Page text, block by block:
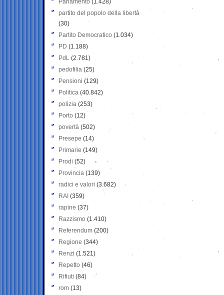
Parlamento (1.428)
partito del popolo della libertà
(30)
Partito Democratico (1.034)
PD (1.188)
PdL (2.781)
pedofilia (25)
Pensioni (129)
Politica (40.842)
polizia (253)
Porto (12)
povertà (502)
Presepe (14)
Primarie (149)
Prodi (52)
Provincia (139)
radici e valori (3.682)
RAI (359)
rapine (37)
Razzismo (1.410)
Referendum (200)
Regione (344)
Renzi (1.521)
Repetto (46)
Rifiuti (84)
rom (13)